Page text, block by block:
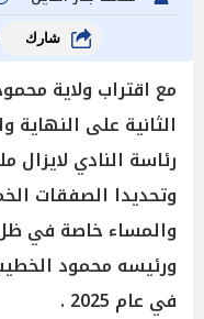
شارك
مع اقتراب ولاية
رئاسة النادي
وتحديدا الصفقات
والمساء خاصة في
ورئيسه محمود
في عام 2025 .